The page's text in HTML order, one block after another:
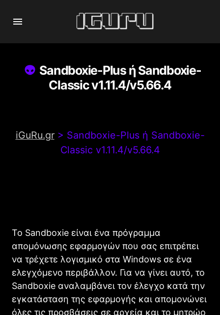
Sandboxie-Plus ή Sandboxie-
Classic v1.11.4/v5.66.4
iGuRu.gr> Sandboxie-Plus ή Sandboxie-
Classic v1.11.4/v5.66.4
Το Sandboxie είναι ένα πρόγραμμα
απομόνωσης εφαρμογών που σας επιτρέπει
να τρέχετε λογισμικό στα Windows σε ένα
ελεγχόμενο περιβάλλον. Για να γίνει αυτό, το
Sandboxie αναλαμβάνει τον έλεγχο κατά την
εγκατάσταση της εφαρμογής και απομονώνει
όλες τις προσβάσεις σε αρχεία και το μητρώο